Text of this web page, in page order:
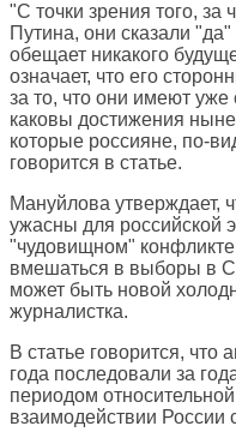
"С точки зрения того, за
Путина, они сказали
обещает никакого
означает, что его
за то, что они имеют уже
каковы достижения
которые россияне, по-
говорится в статье.
Мануйлова утверждает,
ужасны для российской
"чудовищном"
вмешаться в выборы в
может быть новой
журналистка.
В статье говорится, что
года последовали за
периодом
взаимодействии